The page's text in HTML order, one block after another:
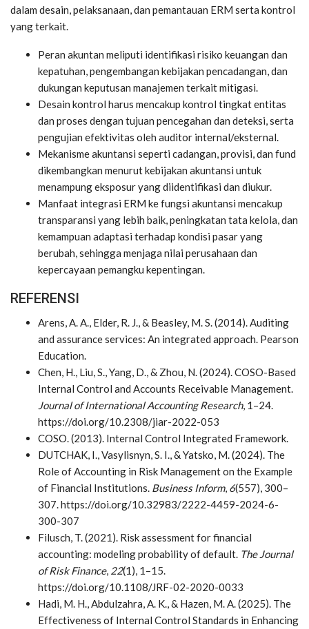
dalam desain, pelaksanaan, dan pemantauan ERM serta kontrol
yang terkait.
Peran akuntan meliputi identifikasi risiko keuangan dan
kepatuhan, pengembangan kebijakan pencadangan, dan
dukungan keputusan manajemen terkait mitigasi.
Desain kontrol harus mencakup kontrol tingkat entitas
dan proses dengan tujuan pencegahan dan deteksi, serta
pengujian efektivitas oleh auditor internal/eksternal.
Mekanisme akuntansi seperti cadangan, provisi, dan fund
dikembangkan menurut kebijakan akuntansi untuk
menampung eksposur yang diidentifikasi dan diukur.
Manfaat integrasi ERM ke fungsi akuntansi mencakup
transparansi yang lebih baik, peningkatan tata kelola, dan
kemampuan adaptasi terhadap kondisi pasar yang
berubah, sehingga menjaga nilai perusahaan dan
kepercayaan pemangku kepentingan.
REFERENSI
Arens, A. A., Elder, R. J., & Beasley, M. S. (2014). Auditing
and assurance services: An integrated approach. Pearson
Education.
Chen, H., Liu, S., Yang, D., & Zhou, N. (2024). COSO-Based
Internal Control and Accounts Receivable Management.
Journal of International Accounting Research, 1–24.
https://doi.org/10.2308/jiar-2022-053
COSO. (2013). Internal Control Integrated Framework.
DUTCHAK, I., Vasylisnyn, S. I., & Yatsko, M. (2024). The
Role of Accounting in Risk Management on the Example
of Financial Institutions. Business Inform, 6(557), 300–
307. https://doi.org/10.32983/2222-4459-2024-6-
300-307
Filusch, T. (2021). Risk assessment for financial
accounting: modeling probability of default. The Journal
of Risk Finance, 22(1), 1–15.
https://doi.org/10.1108/JRF-02-2020-0033
Hadi, M. H., Abdulzahra, A. K., & Hazen, M. A. (2025). The
Effectiveness of Internal Control Standards in Enhancing